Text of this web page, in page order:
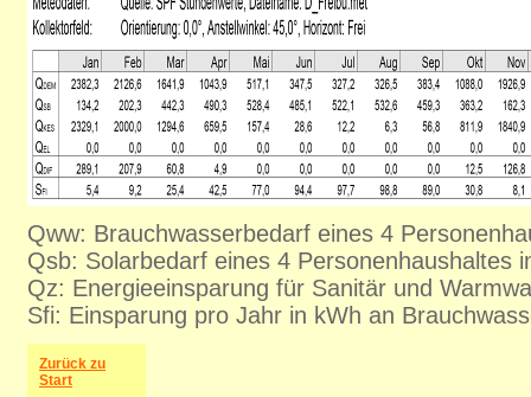
Qww: Brauchwasserbedarf eines 4
Qsb: Solarbedarf eines 4 Personenhaushaltes
Qz: Energieeinsparung für Sanitär und
Sfi: Einsparung pro Jahr in kWh an
Zurück zu
Start